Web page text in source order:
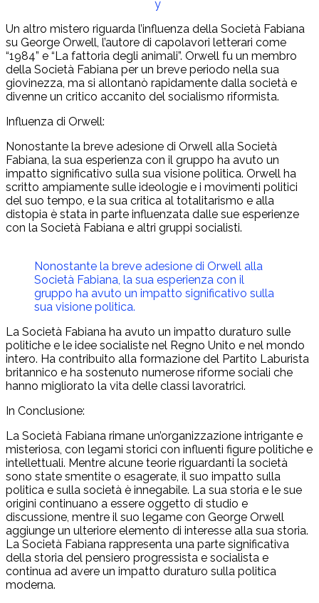
y
Un altro mistero riguarda l’influenza della Società Fabiana
su George Orwell, l’autore di capolavori letterari come
“1984” e “La fattoria degli animali”. Orwell fu un membro
della Società Fabiana per un breve periodo nella sua
giovinezza, ma si allontanò rapidamente dalla società e
divenne un critico accanito del socialismo riformista.
Influenza di Orwell:
Nonostante la breve adesione di Orwell alla Società
Fabiana, la sua esperienza con il gruppo ha avuto un
impatto significativo sulla sua visione politica. Orwell ha
scritto ampiamente sulle ideologie e i movimenti politici
del suo tempo, e la sua critica al totalitarismo e alla
distopia è stata in parte influenzata dalle sue esperienze
con la Società Fabiana e altri gruppi socialisti.
Nonostante la breve adesione di Orwell alla
Società Fabiana, la sua esperienza con il
gruppo ha avuto un impatto significativo sulla
sua visione politica.
La Società Fabiana ha avuto un impatto duraturo sulle
politiche e le idee socialiste nel Regno Unito e nel mondo
intero. Ha contribuito alla formazione del Partito Laburista
britannico e ha sostenuto numerose riforme sociali che
hanno migliorato la vita delle classi lavoratrici.
In Conclusione:
La Società Fabiana rimane un’organizzazione intrigante e
misteriosa, con legami storici con influenti figure politiche e
intellettuali. Mentre alcune teorie riguardanti la società
sono state smentite o esagerate, il suo impatto sulla
politica e sulla società è innegabile. La sua storia e le sue
origini continuano a essere oggetto di studio e
discussione, mentre il suo legame con George Orwell
aggiunge un ulteriore elemento di interesse alla sua storia.
La Società Fabiana rappresenta una parte significativa
della storia del pensiero progressista e socialista e
continua ad avere un impatto duraturo sulla politica
moderna.